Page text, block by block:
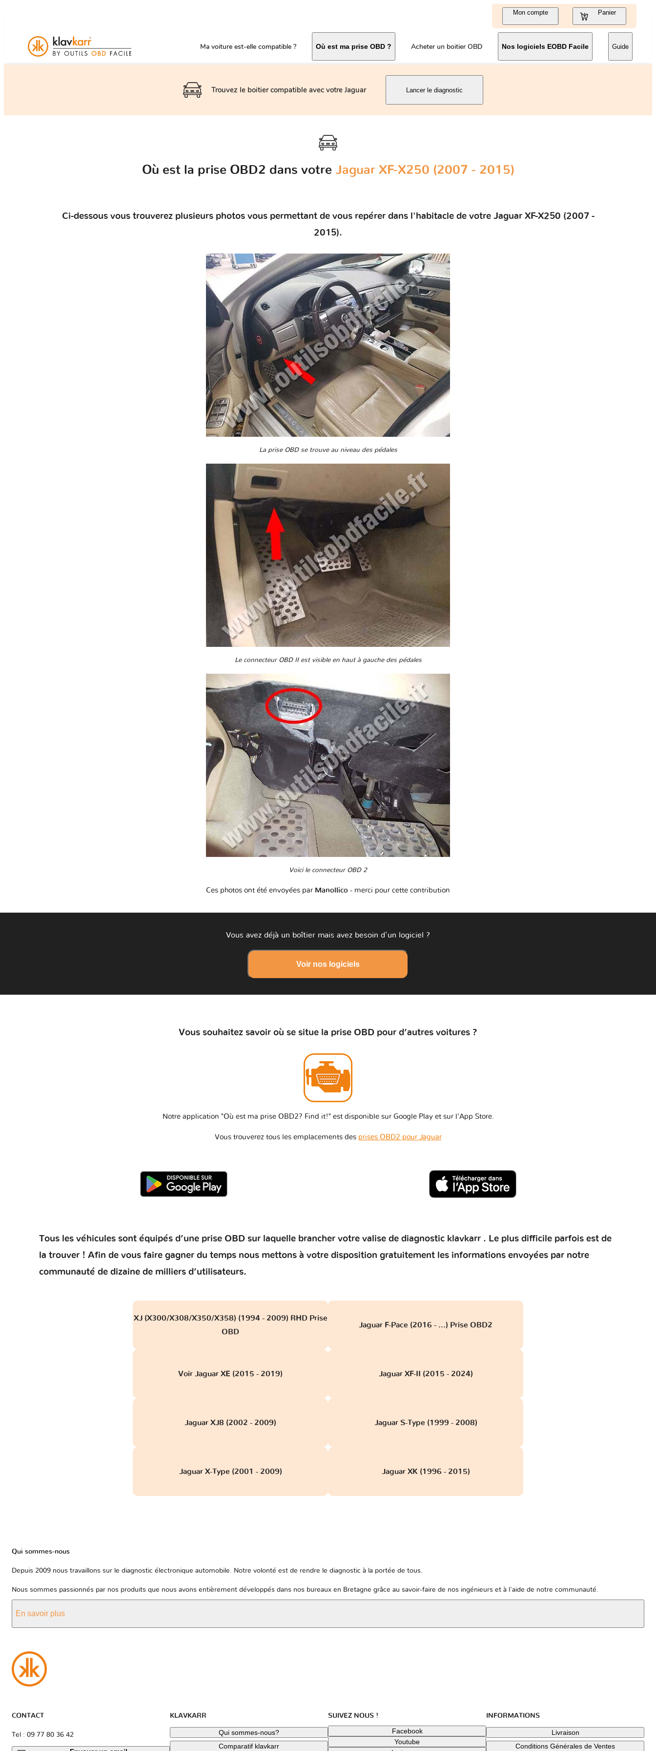
Mon compte Panier
Ma voiture est-elle compatible ? Où est ma prise OBD ? Acheter un boitier OBD Nos logiciels EOBD Facile Guide
Trouvez le boitier compatible avec votre Jaguar Lancer le diagnostic
Où est la prise OBD2 dans votre Jaguar XF-X250 (2007 - 2015)
Ci-dessous vous trouverez plusieurs photos vous permettant de vous repérer dans l'habitacle de votre Jaguar XF-X250 (2007 -
2015).
La prise OBD se trouve au niveau des pédales
Le connecteur OBD II est visible en haut à gauche des pédales
Voici le connecteur OBD 2
Ces photos ont été envoyées par Manollico - merci pour cette contribution
Vous avez déjà un boîtier mais avez besoin d'un logiciel ?
Voir nos logiciels
Vous souhaitez savoir où se situe la prise OBD pour d’autres voitures ?
Notre application "Où est ma prise OBD2? Find it!" est disponible sur Google Play et sur l'App Store.
Vous trouverez tous les emplacements des prises OBD2 pour Jaguar
Tous les véhicules sont équipés d’une prise OBD sur laquelle brancher votre valise de diagnostic klavkarr . Le plus difficile parfois est de
la trouver ! Afin de vous faire gagner du temps nous mettons à votre disposition gratuitement les informations envoyées par notre
communauté de dizaine de milliers d’utilisateurs.
XJ (X300/X308/X350/X358) (1994 - 2009) RHD Prise
OBD
Jaguar F-Pace (2016 - ...) Prise OBD2
Voir Jaguar XE (2015 - 2019) Jaguar XF-II (2015 - 2024)
Jaguar XJ8 (2002 - 2009) Jaguar S-Type (1999 - 2008)
Jaguar X-Type (2001 - 2009) Jaguar XK (1996 - 2015)
Qui sommes-nous
Depuis 2009 nous travaillons sur le diagnostic électronique automobile. Notre volonté est de rendre le diagnostic à la portée de tous.
Nous sommes passionnés par nos produits que nous avons entièrement développés dans nos bureaux en Bretagne grâce au savoir-faire de nos ingénieurs et à l'aide de notre communauté.
En savoir plus
CONTACT
Tel : 09 77 80 36 42
KLAVKARR
Qui sommes-nous?
Comparatif klavkarr
SUIVEZ NOUS !
Facebook
Youtube
INFORMATIONS
Livraison
Conditions Générales de Ventes